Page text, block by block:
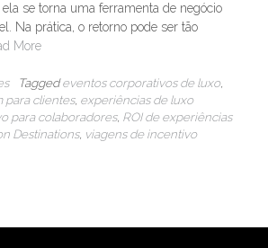
se torna uma ferramenta de negócio
Na prática, o retorno pode ser tão
More
Taggedeventos corporativos de luxo,
para clientes, experiências de luxo
para colaboradores, ROI de experiências
Destinations, viagens de incentivo